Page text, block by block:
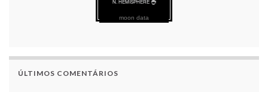
moon data
ÚLTIMOS COMENTÁRIOS